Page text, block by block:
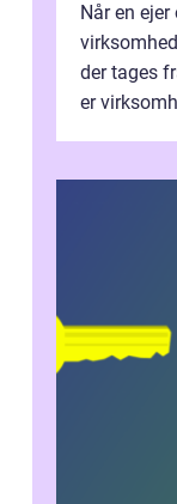
Når en
der tages
er